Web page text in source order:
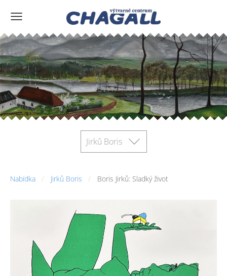
Jirků Boris
Nabídka Jirků Boris Boris Jirků: Sladký život